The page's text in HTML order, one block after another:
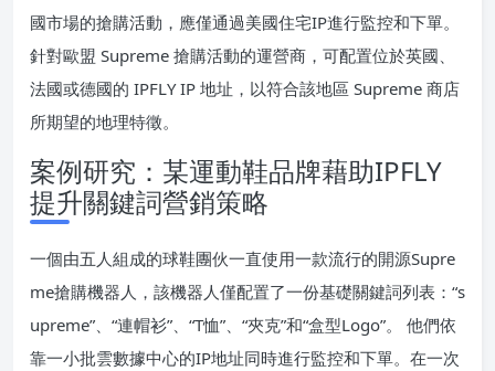
國市場的搶購活動，應僅通過美國住宅IP進行監控和下單。
針對歐盟 Supreme 搶購活動的運營商，可配置位於英國、
法國或德國的 IPFLY IP 地址，以符合該地區 Supreme 商店
所期望的地理特徵。
案例研究：某運動鞋品牌藉助IPFLY
提升關鍵詞營銷策略
一個由五人組成的球鞋團伙一直使用一款流行的開源Supre
me搶購機器人，該機器人僅配置了一份基礎關鍵詞列表：“s
upreme”、“連帽衫”、“T恤”、“夾克”和“盒型Logo”。 他們依
靠一小批雲數據中心的IP地址同時進行監控和下單。在一次